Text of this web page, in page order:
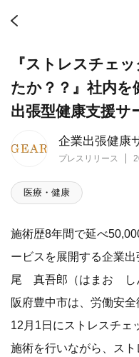
企業出張健康
プレスリリース
『ストレスチェ
たか？？』社内を
出張型健康支援サ
医療・健康
施術歴8年間で延べ
ービスを展開する企業
尾 真吾郎（はまお し
阪府豊中市は、労働安
12月1日にストレスチェ
施術を行いながら、ス